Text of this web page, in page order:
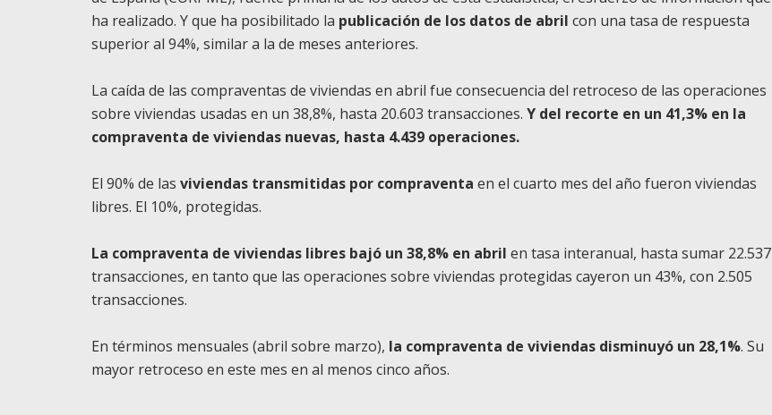
ha realizado. Y que ha posibilitado la publicación de los datos de abril con una tasa de respuesta
superior al 94%, similar a la de meses anteriores.
La caída de las compraventas de viviendas en abril fue consecuencia del retroceso de las operaciones
sobre viviendas usadas en un 38,8%, hasta 20.603 transacciones. Y del recorte en un 41,3% en la
compraventa de viviendas nuevas, hasta 4.439 operaciones.
El 90% de las viviendas transmitidas por compraventa en el cuarto mes del año fueron viviendas
libres. El 10%, protegidas.
La compraventa de viviendas libres bajó un 38,8% en abril en tasa interanual, hasta sumar 22.537
transacciones, en tanto que las operaciones sobre viviendas protegidas cayeron un 43%, con 2.505
transacciones.
En términos mensuales (abril sobre marzo), la compraventa de viviendas disminuyó un 28,1%. Su
mayor retroceso en este mes en al menos cinco años.